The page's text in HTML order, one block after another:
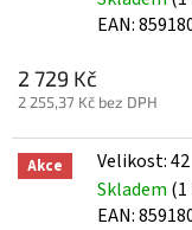
EAN:
2 729 Kč
2 255,37 Kč bez DPH
Akce
Velikost: 42
Skladem (1
EAN: